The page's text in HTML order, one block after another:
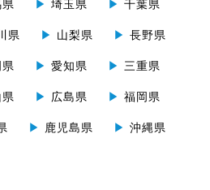
▶ 埼玉県 ▶ 千葉県
県 ▶ 山梨県 ▶ 長野県
▶ 愛知県 ▶ 三重県
▶ 広島県 ▶ 福岡県
▶ 鹿児島県 ▶ 沖縄県